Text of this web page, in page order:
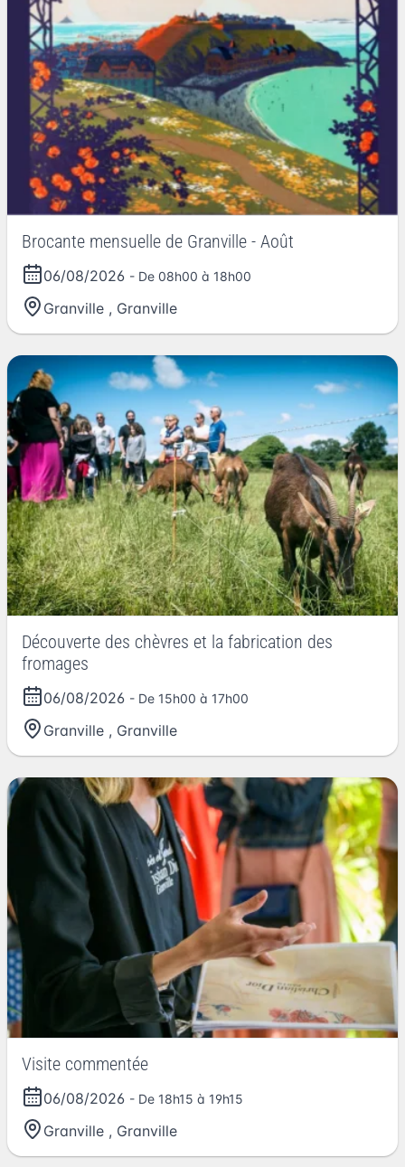
Brocante mensuelle de Granville - Août
06/08/2026 - De 08h00 à 18h00
Granville , Granville
Découverte des chèvres et la fabrication des
fromages
06/08/2026 - De 15h00 à 17h00
Granville , Granville
Visite commentée
06/08/2026 - De 18h15 à 19h15
Granville , Granville